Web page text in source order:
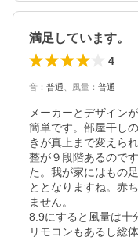
満足しています。
4
音 ： 普通 風量 ： 普通
メーカーとデザイン
簡単です。部屋干し
きが真上まで変えら
整が９段階あるので
た。我が家にはもの
ととなりますね。赤
ません。
8.9にすると風量は十
リモコンもあるし総